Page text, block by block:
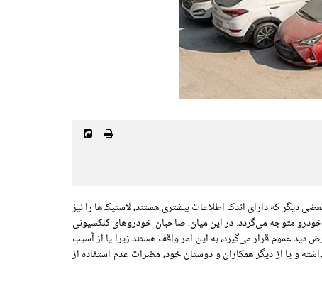
که دارای اندک اطلاعات بیشتری هستند، لاستیک‌ها را نیز
متوجه می‌گردد. در این میان، صاحبان خودروهای کلکسیونی
عموم قرار می‌گیرد، به این امر واقف هستند زیرا یا از آسیب
و یا از دیگر همکاران و دوستان خود، مضرات عدم استفاده از